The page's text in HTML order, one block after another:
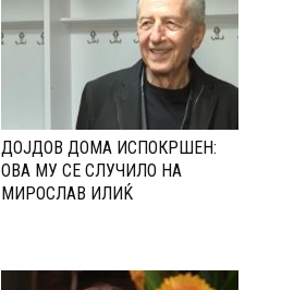
ДОЈДОВ ДОМА ИСПОКРШЕН:
ОВА МУ СЕ СЛУЧИЛО НА
МИРОСЛАВ ИЛИЌ